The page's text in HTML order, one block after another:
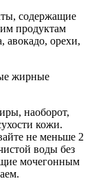
содержащие
продуктам
авокадо, орехи,
наоборот,
кожи.
не меньше 2
воды без
мочегонным